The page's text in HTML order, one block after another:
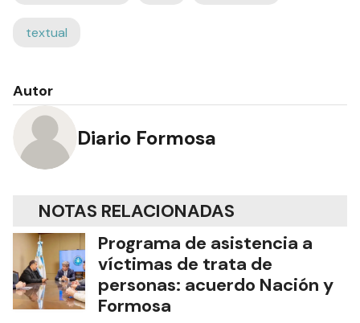
textual
Autor
Diario Formosa
NOTAS RELACIONADAS
Programa de asistencia a
víctimas de trata de
personas: acuerdo Nación y
Formosa